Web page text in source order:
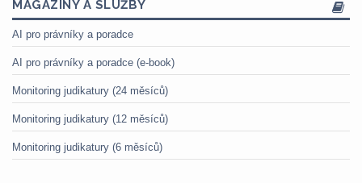
MAGAZÍNY A SLUŽBY
AI pro právníky a poradce
AI pro právníky a poradce (e-book)
Monitoring judikatury (24 měsíců)
Monitoring judikatury (12 měsíců)
Monitoring judikatury (6 měsíců)